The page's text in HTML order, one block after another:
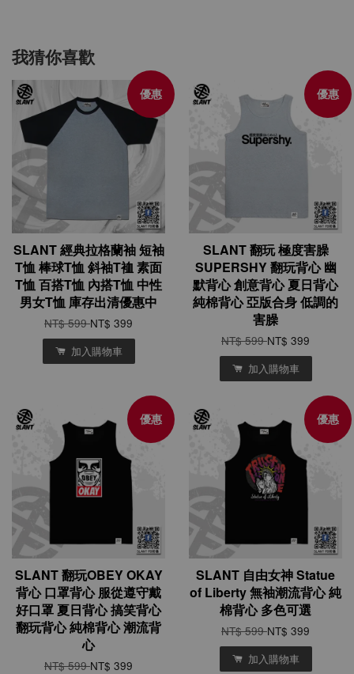
我猜你喜歡
優惠
SLANT 經典拉格蘭袖 短袖
T恤 棒球T恤 斜袖T裇 素面
T恤 百搭T恤 內搭T恤 中性
男女T恤 庫存出清優惠中
NT$ 599NT$ 399
加入購物車
優惠
SLANT 翻玩 極度害臊
SUPERSHY 翻玩背心 幽
默背心 創意背心 夏日背心
純棉背心 亞版合身 低調的
害臊
NT$ 599NT$ 399
加入購物車
優惠
SLANT 翻玩OBEY OKAY
背心 口罩背心 服從遵守戴
好口罩 夏日背心 搞笑背心
翻玩背心 純棉背心 潮流背
心
NT$ 599NT$ 399
優惠
SLANT 自由女神 Statue
of Liberty 無袖潮流背心 純
棉背心 多色可選
NT$ 599NT$ 399
加入購物車